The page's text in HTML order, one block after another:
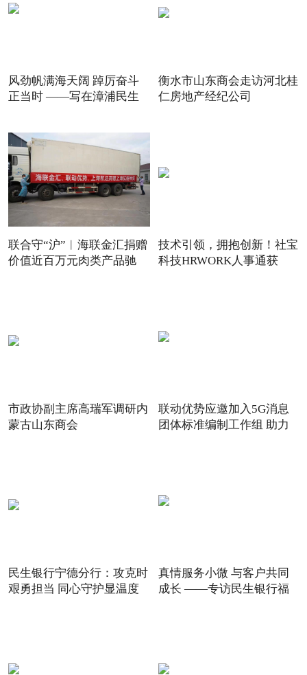
风劲帆满海天阔 踔厉奋斗
正当时 ——写在漳浦民生
衡水市山东商会走访河北桂
仁房地产经纪公司
联合守“沪”︱海联金汇捐赠
价值近百万元肉类产品驰
技术引领，拥抱创新！社宝
科技HRWORK人事通获
市政协副主席高瑞军调研内
蒙古山东商会
联动优势应邀加入5G消息
团体标准编制工作组 助力
民生银行宁德分行：攻克时
艰勇担当 同心守护显温度
真情服务小微 与客户共同
成长 ——专访民生银行福